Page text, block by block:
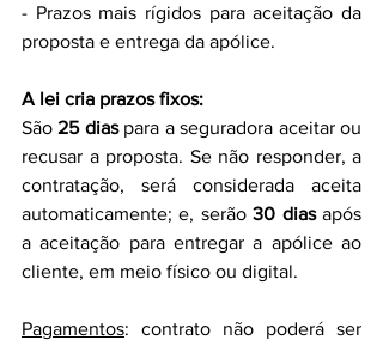
- Prazos mais rígidos para aceitação da
proposta e entrega da apólice.
A lei cria prazos fixos:
São 25 dias para a seguradora aceitar ou
recusar a proposta. Se não responder, a
contratação, será considerada aceita
automaticamente; e, serão 30 dias após
a aceitação para entregar a apólice ao
cliente, em meio físico ou digital.
Pagamentos: contrato não poderá ser